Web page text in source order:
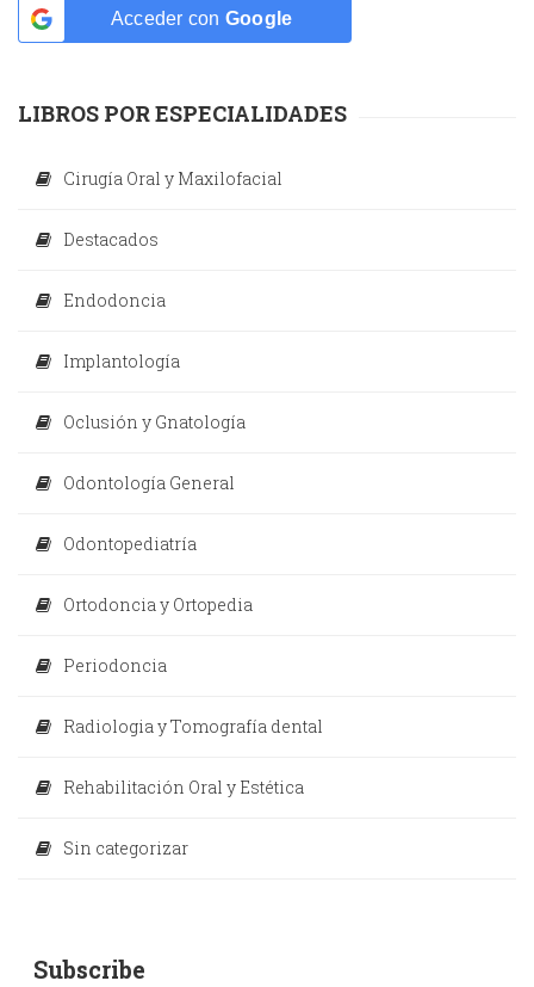
Acceder con Google
LIBROS POR ESPECIALIDADES
Cirugía Oral y Maxilofacial
Destacados
Endodoncia
Implantología
Oclusión y Gnatología
Odontología General
Odontopediatría
Ortodoncia y Ortopedia
Periodoncia
Radiologia y Tomografía dental
Rehabilitación Oral y Estética
Sin categorizar
Subscribe